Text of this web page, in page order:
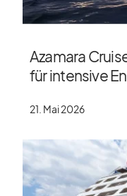
Azamara
für intensive
21. Mai 2026